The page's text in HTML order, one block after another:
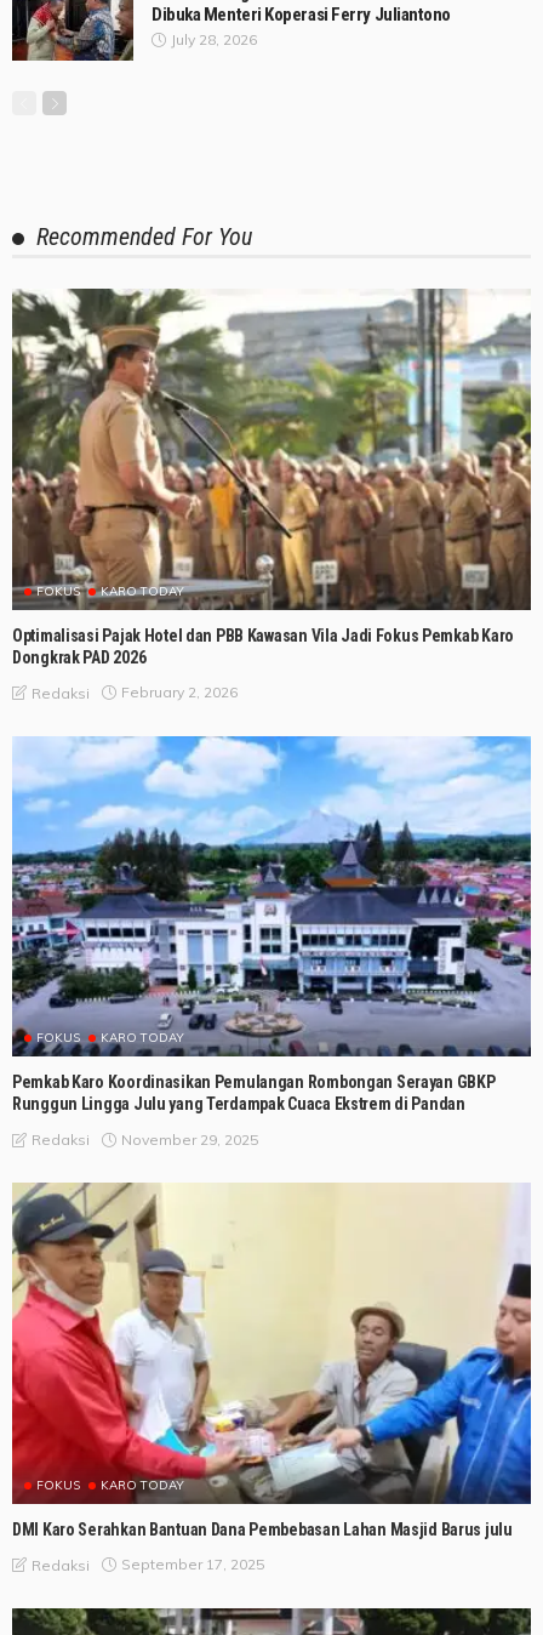
Dibuka Menteri Koperasi Ferry Juliantono
July 28, 2026
Recommended For You
FOKUS KARO TODAY
Optimalisasi Pajak Hotel dan PBB Kawasan Vila Jadi Fokus Pemkab Karo
Dongkrak PAD 2026
Redaksi February 2, 2026
FOKUS KARO TODAY
Pemkab Karo Koordinasikan Pemulangan Rombongan Serayan GBKP
Runggun Lingga Julu yang Terdampak Cuaca Ekstrem di Pandan
Redaksi November 29, 2025
FOKUS KARO TODAY
DMI Karo Serahkan Bantuan Dana Pembebasan Lahan Masjid Barus julu
Redaksi September 17, 2025